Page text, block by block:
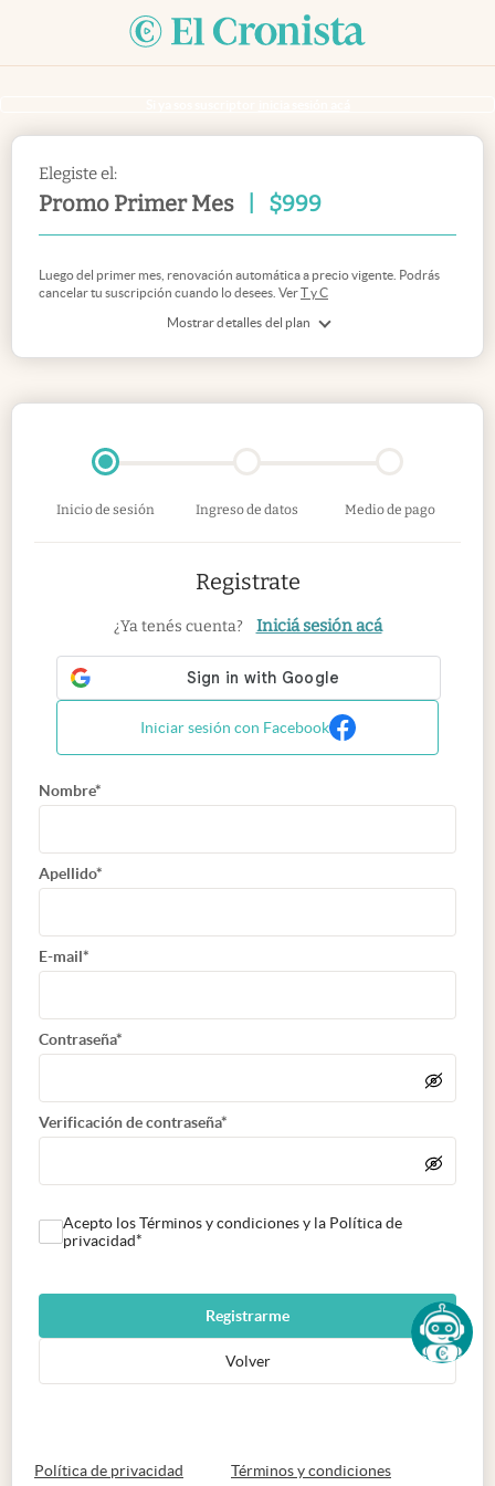
Elegiste el:
Promo Primer Mes $999
Mostrar detalles del plan
Luego del primer mes, renovación automática a precio vigente. Podrás
cancelar tu suscripción cuando lo desees. VerT y C
Inicio de sesión Ingreso de datos Medio de pago
Registrate
¿Ya tenés cuenta? Iniciá sesión acá
Iniciar sesión con Facebook
Nombre*
Apellido*
E-mail*
Contraseña*
Verificación de contraseña*
Acepto los Términos y condiciones y la Política de
privacidad*
Registrarme
Volver
Política de privacidad abre en nueva pestaña
Términos y condicionesabre en nueva